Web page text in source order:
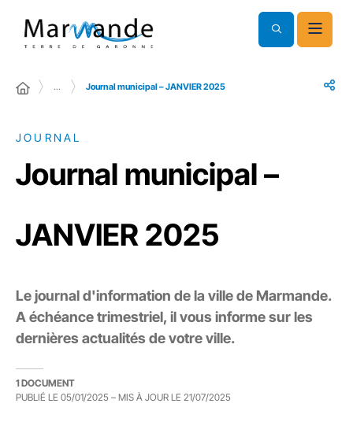
… Journal municipal – JANVIER 2025
JOURNAL
Journal municipal –
JANVIER 2025
Le journal d'information de la ville de Marmande.
A échéance trimestriel, il vous informe sur les
dernières actualités de votre ville.
1 DOCUMENT
PUBLIÉ LE 05/01/2025 – MIS À JOUR LE 21/07/2025